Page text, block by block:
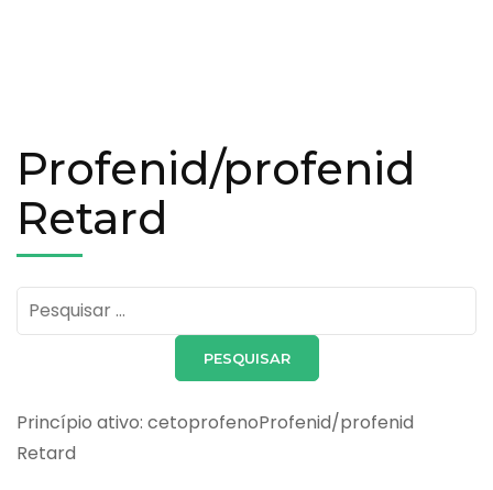
Profenid/profenid
Retard
Pesquisar
por:
Princípio ativo: cetoprofenoProfenid/profenid
Retard